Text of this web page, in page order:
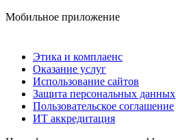
Мобильное приложение
Этика и комплаенс
Оказание услуг
Использование сайтов
Защита персональных данных
Пользовательское соглашение
ИТ аккредитация